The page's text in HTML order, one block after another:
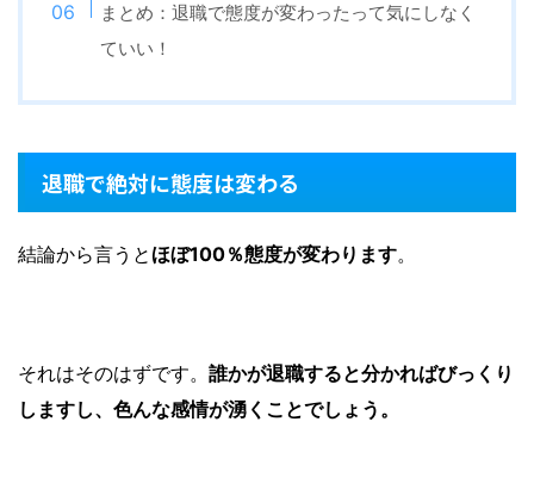
まとめ：退職で態度が変わったって気にしなく
ていい！
退職で絶対に態度は変わる
結論から言うと ほぼ100％態度が変わります。
それはそのはずです。 誰かが退職すると分かればびっくり
しますし、色んな感情が湧くことでしょう。